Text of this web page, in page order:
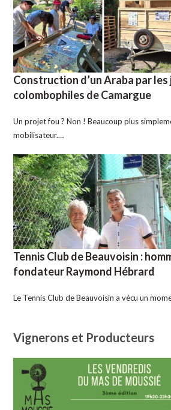
Construction d’un Araba par les
colombophiles de Camargue
Un projet fou ? Non ! Beaucoup plus
mobilisateur.…
Tennis Club de Beauvoisin :
fondateur Raymond Hébrard
Le Tennis Club de Beauvoisin a vécu un
Vignerons et Producteurs